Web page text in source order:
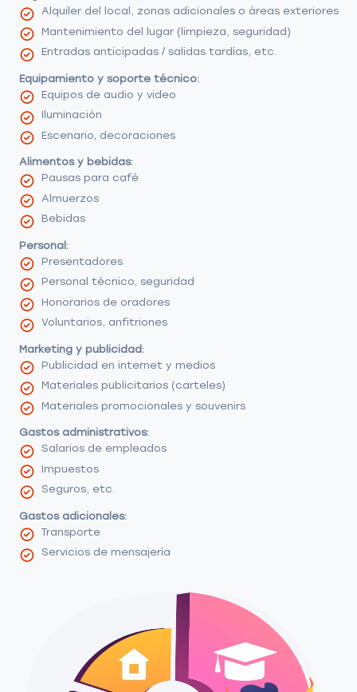
Alquiler del local, zonas adicionales o áreas exteriores
Mantenimiento del lugar (limpieza, seguridad)
Entradas anticipadas / salidas tardías, etc.
Equipamiento y soporte técnico:
Equipos de audio y video
Iluminación
Escenario, decoraciones
Alimentos y bebidas:
Pausas para café
Almuerzos
Bebidas
Personal:
Presentadores
Personal técnico, seguridad
Honorarios de oradores
Voluntarios, anfitriones
Marketing y publicidad:
Publicidad en internet y medios
Materiales publicitarios (carteles)
Materiales promocionales y souvenirs
Gastos administrativos:
Salarios de empleados
Impuestos
Seguros, etc.
Gastos adicionales:
Transporte
Servicios de mensajería